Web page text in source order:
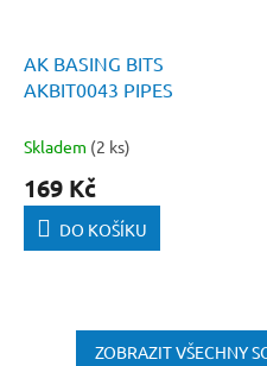
AK BASING BITS
AKBIT0043 PIPES
Skladem (2 ks)
169 Kč
DO KOŠÍKU
ZOBRAZIT VŠECHNY